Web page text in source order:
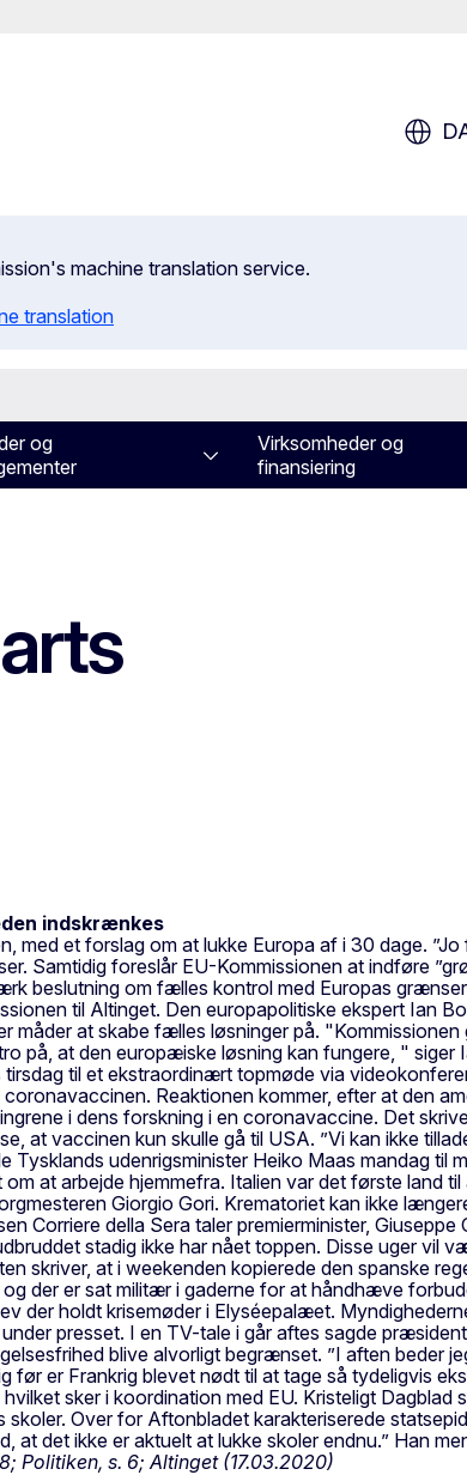
machine translation service.
translation
og
Virksomheder og
finansiering
indskrænkes
med et forslag om at lukke Europa af i 30 dage.
Samtidig foreslår EU-Kommissionen at indføre
beslutning om fælles kontrol med Europas
til Altinget. Den europapolitiske ekspert Ian
måder at skabe fælles løsninger på.
på, at den europæiske løsning kan fungere, "
til et ekstraordinært topmøde via
Reaktionen kommer, efter at den
i dens forskning i en coronavaccine. Det
at vaccinen kun skulle gå til USA. ”Vi kan ikke
Tysklands udenrigsminister Heiko Maas mandag
at arbejde hjemmefra. Italien var det første land
Giorgio Gori. Krematoriet kan ikke
Corriere della Sera taler premierminister,
stadig ikke har nået toppen. Disse uger vil
skriver, at i weekenden kopierede den spanske
der er sat militær i gaderne for at håndhæve
der holdt krisemøder i Elyséepalæet.
presset. I en TV-tale i går aftes sagde
blive alvorligt begrænset. ”I aften beder
er Frankrig blevet nødt til at tage så tydeligvis
sker i koordination med EU. Kristeligt
Over for Aftonbladet karakteriserede
at det ikke er aktuelt at lukke skoler endnu.” Han
Politiken, s. 6; Altinget (17.03.2020)